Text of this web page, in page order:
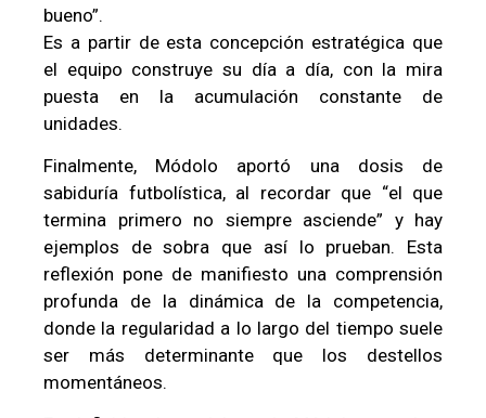
bueno”.
Es a partir de esta concepción estratégica que
el equipo construye su día a día, con la mira
puesta en la acumulación constante de
unidades.
Finalmente, Módolo aportó una dosis de
sabiduría futbolística, al recordar que “el que
termina primero no siempre asciende” y hay
ejemplos de sobra que así lo prueban. Esta
reflexión pone de manifiesto una comprensión
profunda de la dinámica de la competencia,
donde la regularidad a lo largo del tiempo suele
ser más determinante que los destellos
momentáneos.